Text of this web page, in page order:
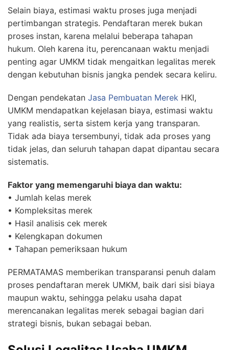
Selain biaya, estimasi waktu proses juga menjadi
pertimbangan strategis. Pendaftaran merek bukan
proses instan, karena melalui beberapa tahapan
hukum. Oleh karena itu, perencanaan waktu menjadi
penting agar UMKM tidak mengaitkan legalitas merek
dengan kebutuhan bisnis jangka pendek secara keliru.
Dengan pendekatan Jasa Pembuatan Merek HKI,
UMKM mendapatkan kejelasan biaya, estimasi waktu
yang realistis, serta sistem kerja yang transparan.
Tidak ada biaya tersembunyi, tidak ada proses yang
tidak jelas, dan seluruh tahapan dapat dipantau secara
sistematis.
Faktor yang memengaruhi biaya dan waktu:
• Jumlah kelas merek
• Kompleksitas merek
• Hasil analisis cek merek
• Kelengkapan dokumen
• Tahapan pemeriksaan hukum
PERMATAMAS memberikan transparansi penuh dalam
proses pendaftaran merek UMKM, baik dari sisi biaya
maupun waktu, sehingga pelaku usaha dapat
merencanakan legalitas merek sebagai bagian dari
strategi bisnis, bukan sebagai beban.